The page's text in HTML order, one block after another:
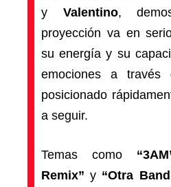
y Valentino,
proyección va en
su energía y su
emociones a
posicionado
a seguir.
Temas como
Remix” y “Otra